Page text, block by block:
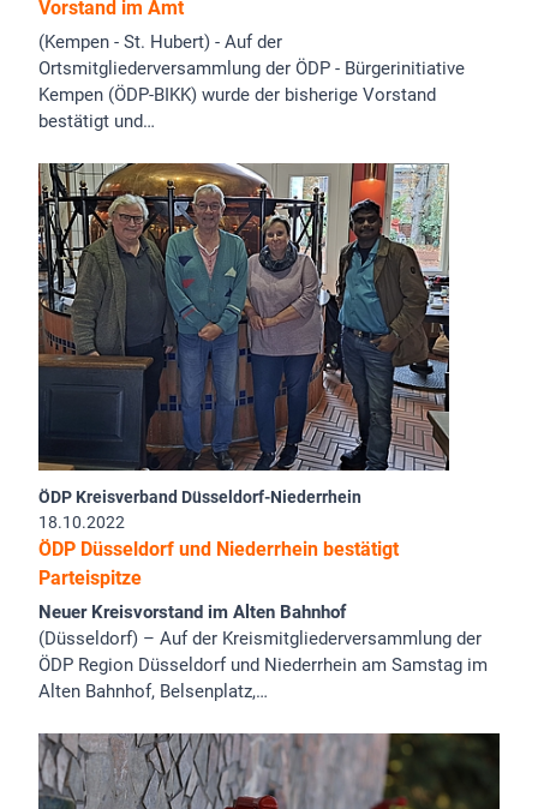
Vorstand im Amt
(Kempen - St. Hubert) - Auf der
Ortsmitgliederversammlung der ÖDP - Bürgerinitiative
Kempen (ÖDP-BIKK) wurde der bisherige Vorstand
bestätigt und…
ÖDP Kreisverband Düsseldorf-Niederrhein
18.10.2022
ÖDP Düsseldorf und Niederrhein bestätigt
Parteispitze
Neuer Kreisvorstand im Alten Bahnhof
(Düsseldorf) – Auf der Kreismitgliederversammlung der
ÖDP Region Düsseldorf und Niederrhein am Samstag im
Alten Bahnhof, Belsenplatz,…